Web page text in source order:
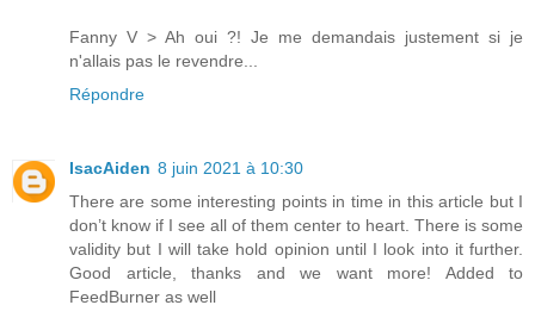
Fanny V > Ah oui ?! Je me demandais justement si je
n'allais pas le revendre...
Répondre
IsacAiden 8 juin 2021 à 10:30
There are some interesting points in time in this article but I
don’t know if I see all of them center to heart. There is some
validity but I will take hold opinion until I look into it further.
Good article, thanks and we want more! Added to
FeedBurner as well